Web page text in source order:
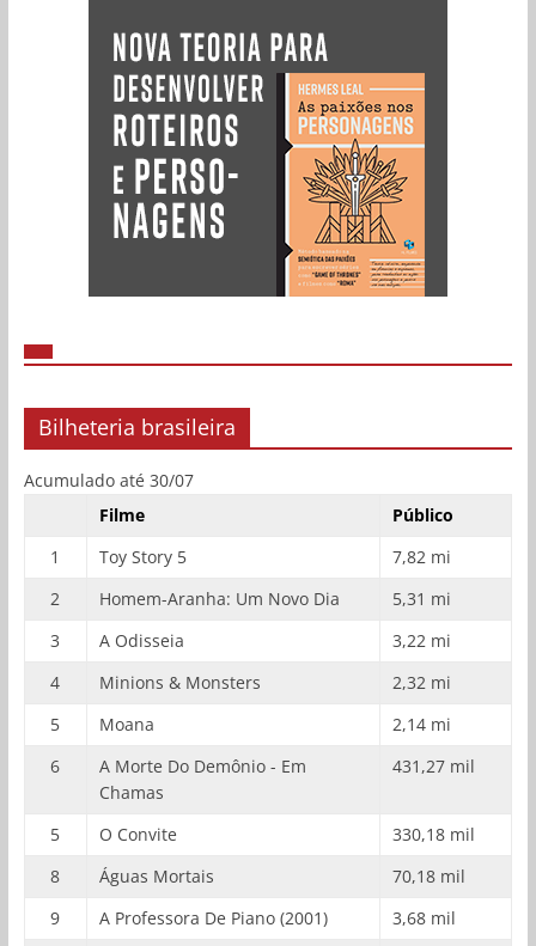
Bilheteria brasileira
Acumulado até 30/07
Filme
Público
1
Toy Story 5
7,82 mi
2
Homem-Aranha: Um Novo Dia
5,31 mi
3
A Odisseia
3,22 mi
4
Minions & Monsters
2,32 mi
5
Moana
2,14 mi
6
A Morte Do Demônio - Em
Chamas
431,27 mil
5 O Convite
330,18 mil
8
Águas Mortais
70,18 mil
9
A Professora De Piano (2001)
3,68 mil